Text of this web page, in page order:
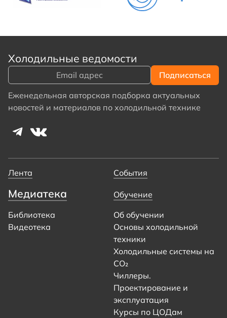
Холодильные ведомости
Еженедельная авторская подборка актуальных
новостей и материалов по холодильной технике
Лента События
Медиатека
Библиотека
Видеотека
Обучение
Об обучении
Основы холодильной
техники
Холодильные системы на
CO₂
Чиллеры.
Проектирование и
эксплуатация
Курсы по ЦОДам